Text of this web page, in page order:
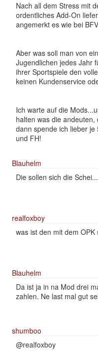
Nach all dem Stress mit
ordentliches Add-On
angemerkt es wie bei
Aber was soll man von
Jugendlichen jedes Jahr
ihrer Sportspiele den
keinen Kundenservice
Ich warte auf die
halten was die
dann spende ich lieber je
und FH!
Blauhelm
Die sollen sich die
realfoxboy
was ist den mit dem OPK
Blauhelm
Da ist ja in na Mod drei
zahlen. Ne last mal gut
shumboo
@realfoxboy